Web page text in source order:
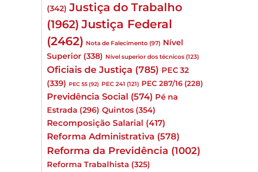
(342) Justiça do Trabalho
(1962) Justiça Federal
(2462) Nota de Falecimento (97) Nível
Superior (338) Nível superior dos técnicos (123)
Oficiais de Justiça (785) PEC 32
(339) PEC 55 (92) PEC 241 (121) PEC 287/16 (228)
Previdência Social (574) Pé na
Estrada (296) Quintos (354)
Recomposição Salarial (417)
Reforma Administrativa (578)
Reforma da Previdência (1002)
Reforma Trabalhista (325)